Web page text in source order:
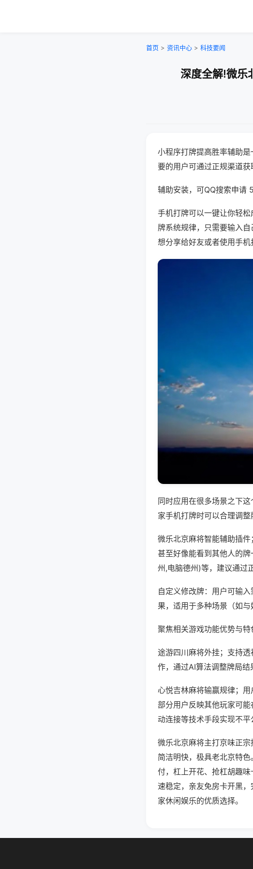
首页 > 资讯中心 > 科技要闻
深度全解!微乐
小程序打牌提高胜率辅助
要的用户可通过正规渠道获
辅助安装，可QQ搜索申请
手机打牌可以一键让你轻
牌系统规律，只需要输入
想分享给好友或者使用手机
同时应用在很多场景之下
家手机打牌时可以合理调整
微乐北京麻将智能辅助插件
甚至好像能看到其他人的
州,电脑德州)等，建议通过
自定义修改牌：用户可输
果，适用于多种场景（如
聚焦相关游戏功能优势与特
途游四川麻将外挂；支持
作，通过AI算法调整牌局结
心悦吉林麻将输赢规律；用
部分用户反映其他玩家可能
动连接等技术手段实现不平
微乐北京麻将主打京味正
简洁明快，极具老北京特
付，杠上开花、抢杠胡趣
速稳定，亲友免房卡开黑
家休闲娱乐的优质选择。